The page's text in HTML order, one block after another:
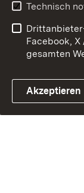
Technisch
Facebook,
gesamten
Akzeptieren